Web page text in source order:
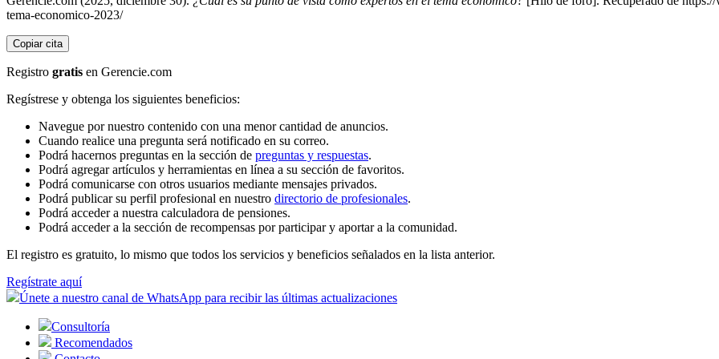
tema-economico-2023/
Copiar cita
Registro gratis en Gerencie.com
Regístrese y obtenga los siguientes beneficios:
Navegue por nuestro contenido con una menor cantidad de anuncios.
Cuando realice una pregunta será notificado en su correo.
Podrá hacernos preguntas en la sección de preguntas y respuestas.
Podrá agregar artículos y herramientas en línea a su sección de favoritos.
Podrá comunicarse con otros usuarios mediante mensajes privados.
Podrá publicar su perfil profesional en nuestro directorio de profesionales.
Podrá acceder a nuestra calculadora de pensiones.
Podrá acceder a la sección de recompensas por participar y aportar a la comunidad.
El registro es gratuito, lo mismo que todos los servicios y beneficios señalados en la lista anterior.
Regístrate aquí
Únete a nuestro canal de WhatsApp para recibir las últimas actualizaciones
Consultoría
Recomendados